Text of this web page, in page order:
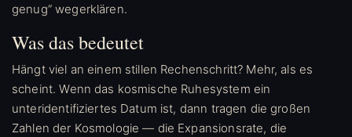
genug“ wegerklären.
Was das bedeutet
Hängt viel an einem stillen Rechenschritt? Mehr, als es
scheint. Wenn das kosmische Ruhesystem ein
unteridentifiziertes Datum ist, dann tragen die großen
Zahlen der Kosmologie — die Expansionsrate, die